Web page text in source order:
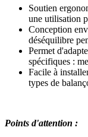
Soutien
une utilisation
Conception
déséquilibre
Permet
spécifiques :
Facile à
types de
Points d'attention :